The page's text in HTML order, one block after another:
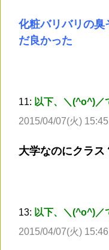
化粧バリバリの臭
だ良かった
11: 以下、＼(^o^)／
2015/04/07(火)
大学なのにクラス
13: 以下、＼(^o^)／
2015/04/07(火)